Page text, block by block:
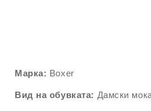
Марка: Boxer
Вид на обувката: Дамски